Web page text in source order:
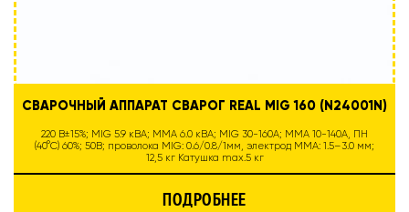
СВАРОЧНЫЙ АППАРАТ СВАРОГ REAL MIG 160 (N24001N)
220 В±15%; MIG 5.9 кВА; MMA 6.0 кВА; MIG 30-160А; MMA 10-140A, ПН
(40°C) 60%; 50В; проволока MIG: 0.6/0.8/1мм, электрод MMA: 1.5–3.0 мм;
12,5 кг Катушка max.5 кг
ПОДРОБНЕЕ